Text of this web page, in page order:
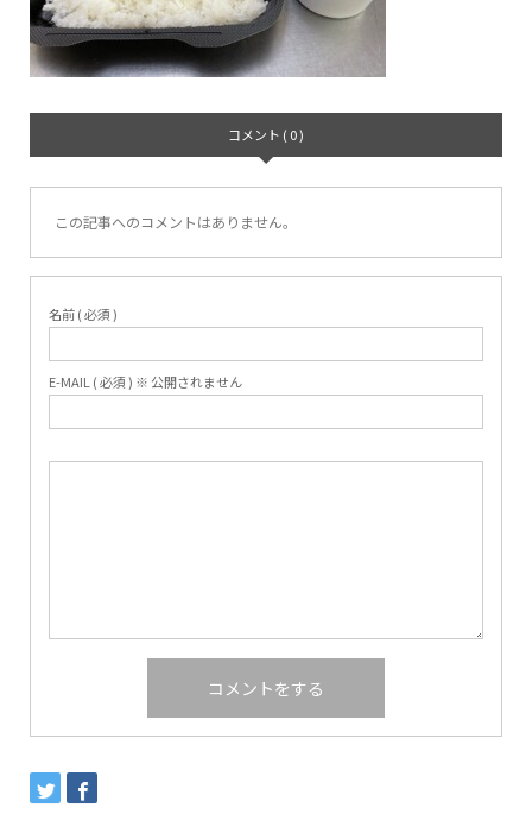
コメント ( 0 )
この記事へのコメントはありません。
名前 ( 必須 )
E-MAIL ( 必須 ) ※ 公開されません